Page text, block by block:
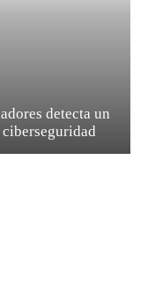
detecta un